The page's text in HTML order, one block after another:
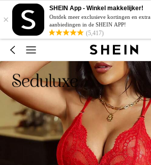
×
SHEIN App - Winkel makkelijker!
Ontdek meer exclusieve kortingen en extra
aanbiedingen in de SHEIN APP!
(5,417)